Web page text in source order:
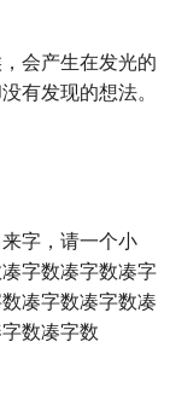
会产生在发光的
有发现的想法。
字，请一个小
字数凑字数凑字
凑字数凑字数凑
数凑字数